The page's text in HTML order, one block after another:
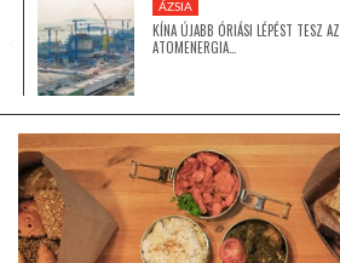
GLOBOTV BP
HÍR3D
TROPICALMAGAZIN
ÁZSIA
KÍNA ÚJABB ÓRIÁSI LÉPÉST TESZ AZ
ATOMENERGIA…